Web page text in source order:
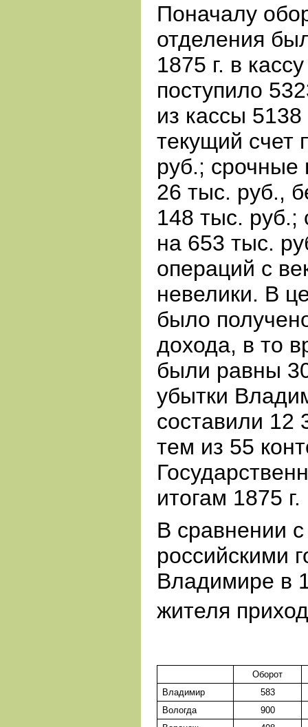
Поначалу
отделения
1875 г. в
поступило
из кассы
текущий счет
руб.; срочные
26 тыс. руб.,
148 тыс.
на 653 тыс.
операций с
невелики. В
было
дохода, в то
были равны
убытки
составили 12
тем из 55
итогам 1875
В сравнении
российскими
Владимире в
жителя
Оборот
Владимир
583
Вологда
900